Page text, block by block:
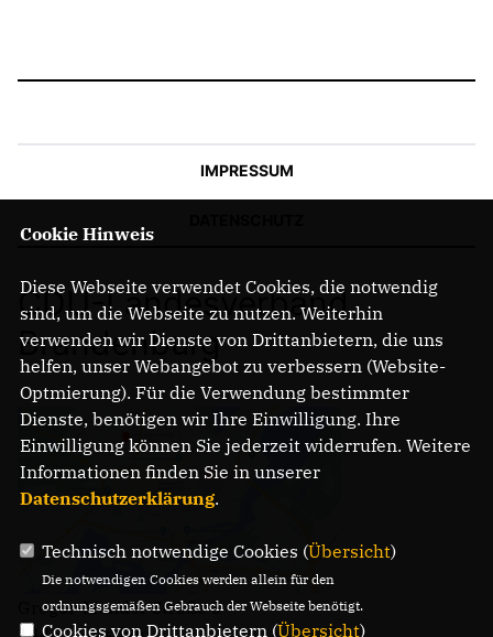
IMPRESSUM
CDU-Landesverband
Brandenburg
Gregor-Mendel-Straße 3
Cookie Hinweis
Diese Webseite verwendet Cookies, die notwendig
sind, um die Webseite zu nutzen. Weiterhin
verwenden wir Dienste von Drittanbietern, die uns
helfen, unser Webangebot zu verbessern (Website-
Optmierung). Für die Verwendung bestimmter
Dienste, benötigen wir Ihre Einwilligung. Ihre
Einwilligung können Sie jederzeit widerrufen. Weitere
Informationen finden Sie in unserer
Datenschutzerklärung.
Technisch notwendige Cookies (Übersicht)
Die notwendigen Cookies werden allein für den
ordnungsgemäßen Gebrauch der Webseite benötigt.
Cookies von Drittanbietern (Übersicht)